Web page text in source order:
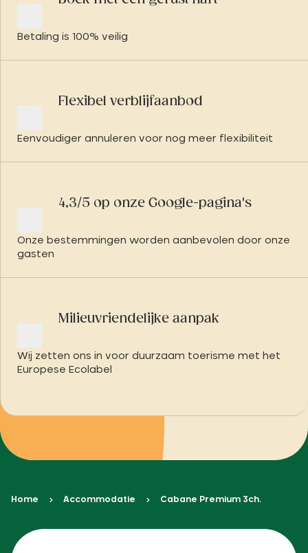
Betaling is 100% veilig
Flexibel verblijfaanbod
Eenvoudiger annuleren voor nog meer flexibiliteit
4,3/5 op onze Google-pagina's
Onze bestemmingen worden aanbevolen door onze
gasten
Milieuvriendelijke aanpak
Wij zetten ons in voor duurzaam toerisme met het
Europese Ecolabel
Home Accommodatie Cabane Premium 3ch.